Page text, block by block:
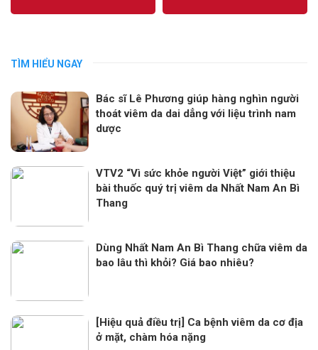
TÌM HIỂU NGAY
Bác sĩ Lê Phương giúp hàng nghìn người
thoát viêm da dai dẳng với liệu trình nam
dược
VTV2 “Vì sức khỏe người Việt” giới thiệu
bài thuốc quý trị viêm da Nhất Nam An Bì
Thang
Dùng Nhất Nam An Bì Thang chữa viêm da
bao lâu thì khỏi? Giá bao nhiêu?
[Hiệu quả điều trị] Ca bệnh viêm da cơ địa
ở mặt, chàm hóa nặng